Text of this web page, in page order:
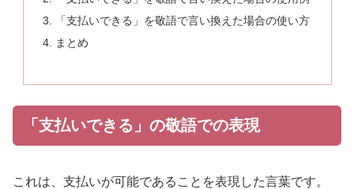
「支払いできる」を敬語で言い換えた場合の使い方
まとめ
「支払いできる」の敬語での表現
これは、支払いが可能であることを表現した言葉です。